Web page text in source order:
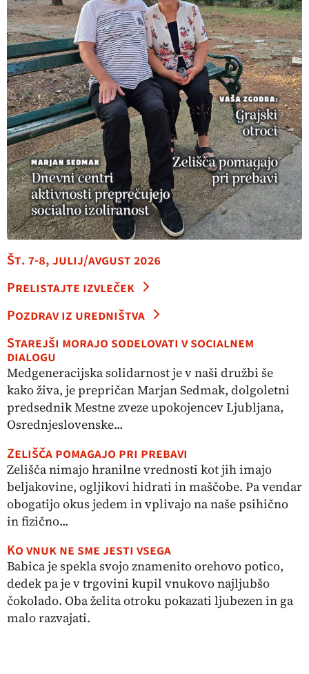
Št. 7-8, julij/avgust 2026
Prelistajte izvleček
Pozdrav iz uredništva
Starejši morajo sodelovati v socialnem
dialogu
Medgeneracijska solidarnost je v naši družbi še
kako živa, je prepričan Marjan Sedmak, dolgoletni
predsednik Mestne zveze upokojencev Ljubljana,
Osrednjeslovenske...
Zelišča pomagajo pri prebavi
Zelišča nimajo hranilne vrednosti kot jih imajo
beljakovine, ogljikovi hidrati in maščobe. Pa vendar
obogatijo okus jedem in vplivajo na naše psihično
in fizično...
Ko vnuk ne sme jesti vsega
Babica je spekla svojo znamenito orehovo potico,
dedek pa je v trgovini kupil vnukovo najljubšo
čokolado. Oba želita otroku pokazati ljubezen in ga
malo razvajati.